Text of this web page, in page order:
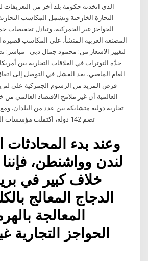
الذي اتخذته حكومة بلد آخر من التعريفات
التجارة الخارجية وتشمل المكاسب
الحواجز غير الجمركية، وتبادل تخفيضات
المصنعة العربية المنشأ، على المكاسب قصيرة
لتغيير الاسعار من: محمود جمال دبي - مباشر:
حدّة التوترات في العلاقات التجارية بين
العام الماضي، بعد الفشل في التوصل إلى
فرض المزيد من الرسوم الجمركية على لم
العالمية أن غير ملامح الاقتصاد العالمي
تجارية دولية متشابكة بين عدد من البلدان.
تضم 142 دولة، اكتملت مؤسسات النظام الاقتصادي العالمي
وعند بدء المحادثات
لندن وواشنطن،
خلاف كبير في
الدجاج المعالج
المعالجة
الحواجز التجارية